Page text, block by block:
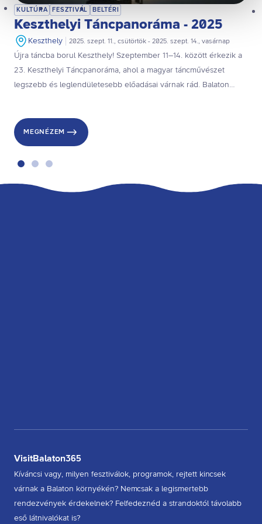
Kiválasztottak engedélyezése
Összes süti engedélyezése
Összes süti visszautasítása
Ön a hozzájárulását bármikor visszavonhatja a weboldal
ezen sütikezelési felületén keresztül. A hozzájárulás
visszavonása nem érinti a hozzájáruláson alapuló, a
visszavonás előtti adatkezelés jogszerűségét.
KULTÚRA FESZTIVÁL BELTÉRI
Keszthelyi Táncpanoráma - 2025
Keszthely 2025. szept. 11., csütörtök - 2025. szept. 14., vasárnap
Újra táncba borul Keszthely! Szeptember 11–14. között érkezik a
23. Keszthelyi Táncpanoráma, ahol a magyar táncművészet
legszebb és leglendületesebb előadásai várnak rád. Balaton
MEGNÉZEM
VisitBalaton365
Kíváncsi vagy, milyen fesztiválok, programok, rejtett kincsek
várnak a Balaton környékén? Nemcsak a legismertebb
rendezvények érdekelnek? Felfedeznéd a strandoktól távolabb
eső látnivalókat is?